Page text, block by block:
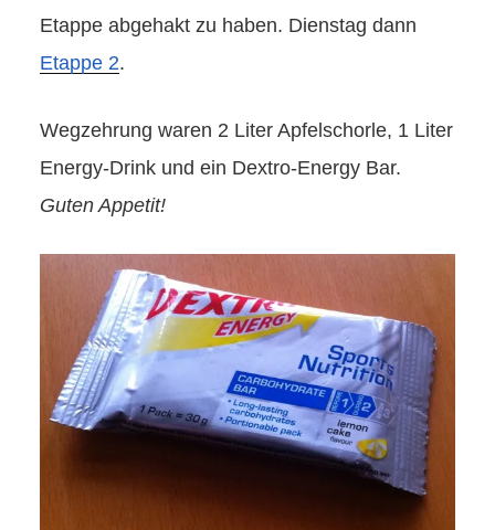
Etappe abgehakt zu haben. Dienstag dann
Etappe 2.
Wegzehrung waren 2 Liter Apfelschorle, 1 Liter
Energy-Drink und ein Dextro-Energy Bar.
Guten Appetit!